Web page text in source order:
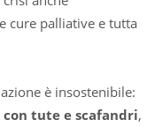
cure palliative e tutta
è insostenibile:
con tute e scafandri,